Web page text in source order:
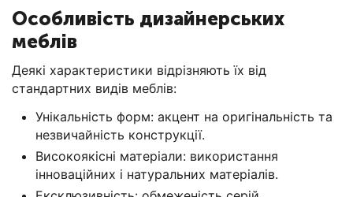
Особливість дизайнерських
меблів
Деякі характеристики відрізняють їх від
стандартних видів меблів:
Унікальність форм: акцент на оригінальність та
незвичайність конструкції.
Високоякісні матеріали: використання
інноваційних і натуральних матеріалів.